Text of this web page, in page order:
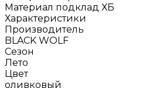
Материал подклад ХБ
Характеристики
Производитель
BLACK WOLF
Сезон
Лето
Цвет
оливковый